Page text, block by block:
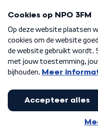
Algemene voorwaarden